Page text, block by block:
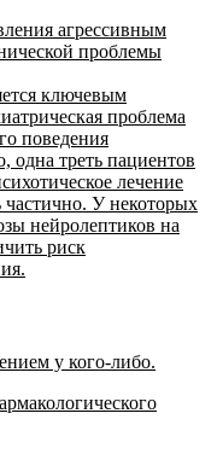
агрессивным
проблемы
ключевым
проблема
поведения
треть пациентов
лечение
частично. У некоторых
нейролептиков на
риск
у кого-либо.